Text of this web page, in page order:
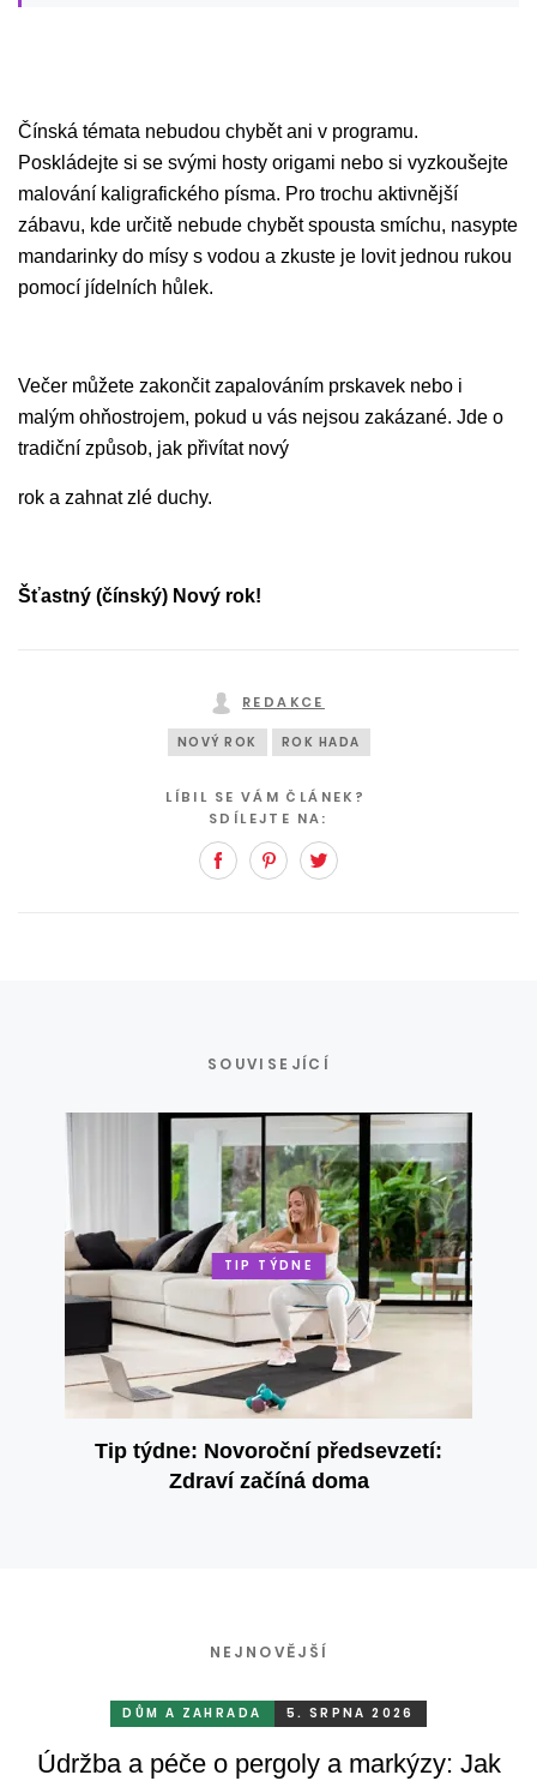
Čínská témata nebudou chybět ani v programu.
Poskládejte si se svými hosty origami nebo si vyzkoušejte
malování kaligrafického písma. Pro trochu aktivnější
zábavu, kde určitě nebude chybět spousta smíchu, nasypte
mandarinky do mísy s vodou a zkuste je lovit jednou rukou
pomocí jídelních hůlek.
Večer můžete zakončit zapalováním prskavek nebo i
malým ohňostrojem, pokud u vás nejsou zakázané. Jde o
tradiční způsob, jak přivítat nový
rok a zahnat zlé duchy.
Šťastný (čínský) Nový rok!
REDAKCE
NOVÝ ROK ROK HADA
LÍBIL SE VÁM ČLÁNEK?
SDÍLEJTE NA:
FacebookPinterest
SOUVISEJÍCÍ
TIP TÝDNE
Tip týdne: Novoroční předsevzetí:
Zdraví začíná doma
NEJNOVĚJŠÍ
DŮM A ZAHRADA 5. SRPNA 2026
Údržba a péče o pergoly a markýzy: Jak